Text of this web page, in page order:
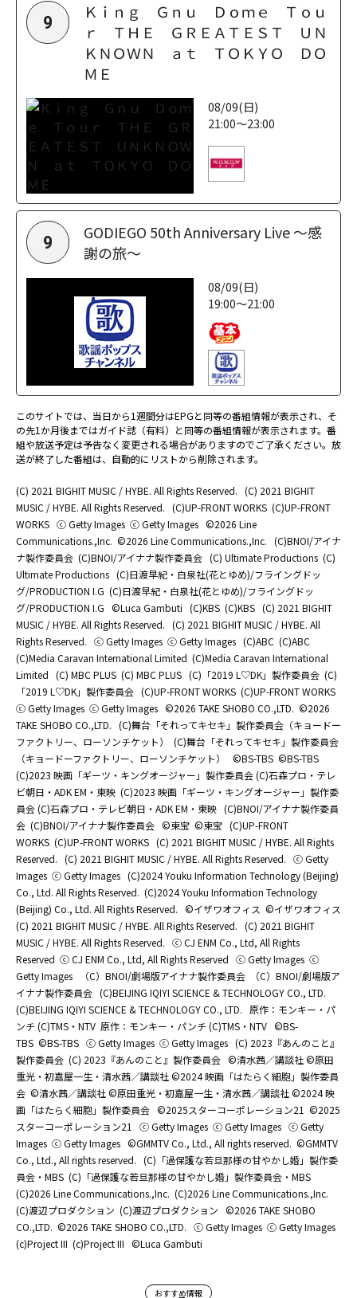
9
Ｋｉｎｇ Ｇｎｕ Ｄｏｍｅ Ｔｏｕ
ｒ ＴＨＥ ＧＲＥＡＴＥＳＴ ＵＮ
ＫＮＯＷＮ ａｔ ＴＯＫＹＯ ＤＯ
ＭＥ
08/09(日)
21:00～23:00
9
GODIEGO 50th Anniversary Live ～感
謝の旅～
08/09(日)
19:00～21:00
このサイトでは、当日から1週間分はEPGと同等の番組情報が表示され、そ
の先1か月後まではガイド誌（有料）と同等の番組情報が表示されます。番
組や放送予定は予告なく変更される場合がありますのでご了承ください。放
送が終了した番組は、自動的にリストから削除されます。
(C) 2021 BIGHIT MUSIC / HYBE. All Rights Reserved. (C) 2021 BIGHIT
MUSIC / HYBE. All Rights Reserved. (C)UP-FRONT WORKS (C)UP-FRONT
WORKS ⓒ Getty Images ⓒ Getty Images ©2026 Line
Communications.,Inc. ©2026 Line Communications.,Inc. (C)BNOI/アイナ
ナ製作委員会 (C)BNOI/アイナナ製作委員会 (C) Ultimate Productions (C)
Ultimate Productions (C)日渡早紀・白泉社(花とゆめ)/フライングドッ
グ/PRODUCTION I.G (C)日渡早紀・白泉社(花とゆめ)/フライングドッ
グ/PRODUCTION I.G ©Luca Gambuti (C)KBS (C)KBS (C) 2021 BIGHIT
MUSIC / HYBE. All Rights Reserved. (C) 2021 BIGHIT MUSIC / HYBE. All
Rights Reserved. ⓒ Getty Images ⓒ Getty Images (C)ABC (C)ABC
(C)Media Caravan International Limited (C)Media Caravan International
Limited (C) MBC PLUS (C) MBC PLUS (C)「2019 L♡DK」製作委員会 (C)
「2019 L♡DK」製作委員会 (C)UP-FRONT WORKS (C)UP-FRONT WORKS
ⓒ Getty Images ⓒ Getty Images ©2026 TAKE SHOBO CO.,LTD. ©2026
TAKE SHOBO CO.,LTD. (C)舞台「それってキセキ」製作委員会（キョードー
ファクトリー、ローソンチケット）
(C)舞台「それってキセキ」製作委員会
（キョードーファクトリー、ローソンチケット）
©BS-TBS ©BS-TBS
(C)2023 映画「ギーツ・キングオージャー」製作委員会 (C)石森プロ・テレ
ビ朝日・ADK EM・東映 (C)2023 映画「ギーツ・キングオージャー」製作委
員会 (C)石森プロ・テレビ朝日・ADK EM・東映 (C)BNOI/アイナナ製作委員
会 (C)BNOI/アイナナ製作委員会 ©東宝 ©東宝 (C)UP-FRONT
WORKS (C)UP-FRONT WORKS (C) 2021 BIGHIT MUSIC / HYBE. All Rights
Reserved. (C) 2021 BIGHIT MUSIC / HYBE. All Rights Reserved. ⓒ Getty
Images ⓒ Getty Images (C)2024 Youku Information Technology (Beijing)
Co., Ltd. All Rights Reserved. (C)2024 Youku Information Technology
(Beijing) Co., Ltd. All Rights Reserved. ©イザワオフィス ©イザワオフィス
(C) 2021 BIGHIT MUSIC / HYBE. All Rights Reserved. (C) 2021 BIGHIT
MUSIC / HYBE. All Rights Reserved. ⓒ CJ ENM Co., Ltd, All Rights
Reserved ⓒ CJ ENM Co., Ltd, All Rights Reserved ⓒ Getty Images ⓒ
Getty Images
（C）BNOI/劇場版アイナナ製作委員会
（C）BNOI/劇場版ア
イナナ製作委員会 (C)BEIJING IQIYI SCIENCE & TECHNOLOGY CO., LTD.
(C)BEIJING IQIYI SCIENCE & TECHNOLOGY CO., LTD.
原作：モンキー・パ
ンチ (C)TMS・NTV 原作：モンキー・パンチ (C)TMS・NTV ©BS-
TBS ©BS-TBS ⓒ Getty Images ⓒ Getty Images (C) 2023『あんのこと』
製作委員会 (C) 2023『あんのこと』製作委員会 ©清水茜／講談社 ©原田
重光・初嘉屋一生・清水茜／講談社 ©2024 映画「はたらく細胞」製作委員
会 ©清水茜／講談社 ©原田重光・初嘉屋一生・清水茜／講談社 ©2024 映
画「はたらく細胞」製作委員会 ©2025スターコーポレーション21 ©2025
スターコーポレーション21
ⓒ Getty Images ⓒ Getty Images ⓒ Getty
Images ⓒ Getty Images ©GMMTV Co., Ltd., All rights reserved. ©GMMTV
Co., Ltd., All rights reserved. (C)「過保護な若旦那様の甘やかし婚」製作委
員会・MBS (C)「過保護な若旦那様の甘やかし婚」製作委員会・MBS
(C)2026 Line Communications.,Inc. (C)2026 Line Communications.,Inc.
(C)渡辺プロダクション (C)渡辺プロダクション ©2026 TAKE SHOBO
CO.,LTD. ©2026 TAKE SHOBO CO.,LTD. ⓒ Getty Images ⓒ Getty Images
(c)Project III (c)Project III ©Luca Gambuti
おすすめ情報